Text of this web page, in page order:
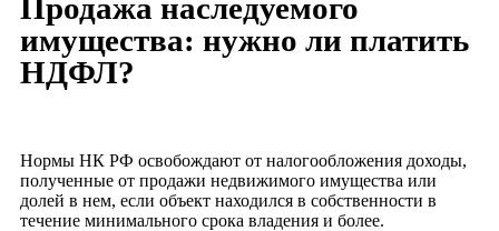
Продажа наследуемого
имущества: нужно ли платить
НДФЛ?
Нормы НК РФ освобождают от налогообложения доходы,
полученные от продажи недвижимого имущества или
долей в нем, если объект находился в собственности в
течение минимального срока владения и более.